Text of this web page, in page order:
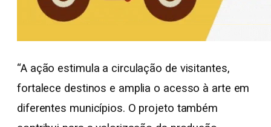
“A ação estimula a circulação de visitantes,
fortalece destinos e amplia o acesso à arte em
diferentes municípios. O projeto também